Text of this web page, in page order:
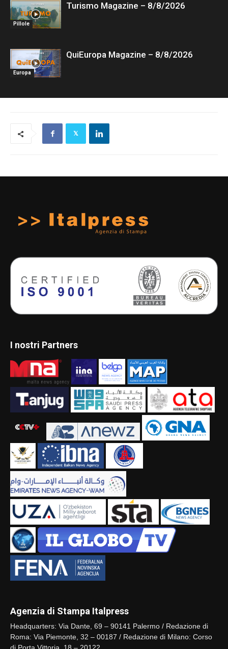
Pillole
Turismo Magazine – 8/8/2026
Europa
QuiEuropa Magazine – 8/8/2026
I nostri Partners
Agenzia di Stampa Italpress
Headquarters: Via Dante, 69 – 90141 Palermo / Redazione di
Roma: Via Piemonte, 32 – 00187 / Redazione di Milano: Corso